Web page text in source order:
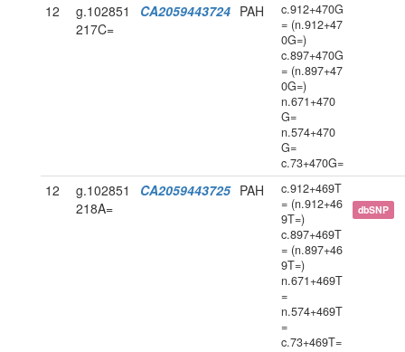
12
g.102851
217C=
CA2059443724 PAH
c.912+470G
= (n.912+47
0G=)
c.897+470G
= (n.897+47
0G=)
n.671+470
G=
n.574+470
G=
c.73+470G=
12
g.102851
218A=
CA2059443725 PAH
c.912+469T
= (n.912+46
9T=)
c.897+469T
= (n.897+46
9T=)
n.671+469T
=
n.574+469T
=
c.73+469T=
dbSNP